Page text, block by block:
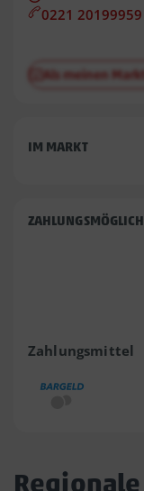
0221 20199959
Als meinen
IM MARKT
Zahlungsmittel